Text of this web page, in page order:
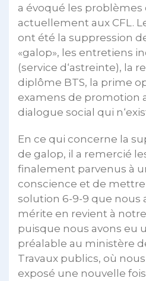
a évoqué les problèmes
actuellement aux CFL.
ont été la suppression
«galop», les entretiens
(service d‘astreinte), la
diplôme BTS, la prime
examens de promotion
dialogue social qui
En ce qui concerne la
de galop, il a remercié
finalement parvenus à
conscience et de
solution 6-9-9 que nous
mérite en revient à
puisque nous avons eu
préalable au ministère
Travaux publics, où
exposé une nouvelle